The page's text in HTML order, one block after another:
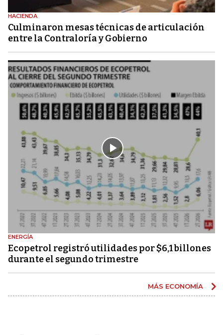
HACIENDA
Culminaron mesas técnicas de articulación
entre la Contraloría y Gobierno
ENERGÍA
Ecopetrol registró utilidades por $6,1 billones
durante el segundo trimestre
MÁS ECONOMÍA